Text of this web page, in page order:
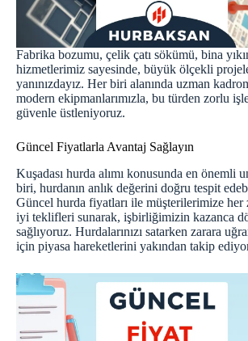
Fabrika bozumu, çelik çatı sökümü, bina
hizmetlerimiz sayesinde, büyük ölçekli
yanınızdayız. Her biri alanında uzman
modern ekipmanlarımızla, bu türden zorlu
güvenle üstleniyoruz.
Güncel Fiyatlarla Avantaj Sağlayın
Kuşadası hurda alımı konusunda en önemli
biri, hurdanın anlık değerini doğru tespit
Güncel hurda fiyatları ile müşterilerimize her
iyi teklifleri sunarak, işbirliğimizin kazanca
sağlıyoruz. Hurdalarınızı satarken zarara
için piyasa hareketlerini yakından takip